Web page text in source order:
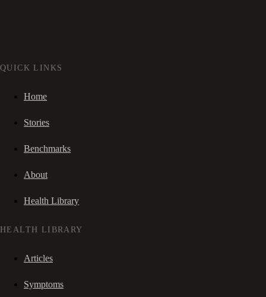
QUICK LINKS
Home
Stories
Benchmarks
About
Health Library
HEALTH LIBRARY
Articles
Symptoms